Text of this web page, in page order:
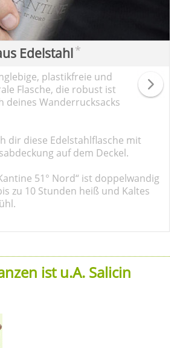
Edelstahl*
plastikfreie und
Flasche, die robust ist
deines Wanderrucksacks
dir diese Edelstahlflasche mit
auf dem Deckel.
51° Nord“ ist doppelwandig
zu 10 Stunden heiß und Kaltes
ist u.A. Salicin